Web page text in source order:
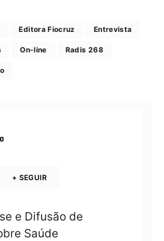
Editora Fiocruz Entrevista
On-line Radis 268
+ SEGUIR
e Difusão de
Saúde